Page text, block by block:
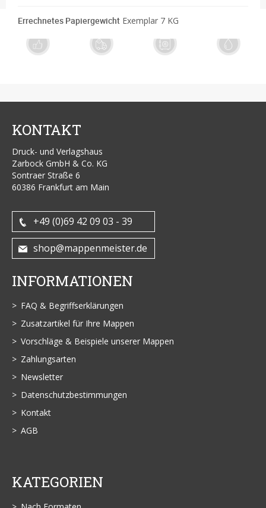
Errechnetes Papiergewicht Exemplar 7 KG
KONTAKT
Druck- und Verlagshaus
Zarbock GmbH & Co. KG
Sontraer Straße 6
60386 Frankfurt am Main
+49 (0)69 42 09 03 - 39
shop@mappenmeister.de
INFORMATIONEN
FAQ & Begriffserklärungen
Zusatzartikel für Ihre Mappen
Vorschläge & Beispiele unserer Mappen
Zahlungsarten
Newsletter
Datenschutzbestimmungen
Kontakt
AGB
KATEGORIEN